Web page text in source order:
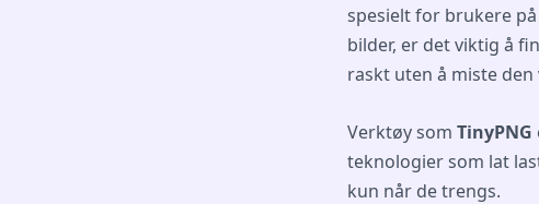
spesielt for brukere
bilder, er det viktig å
raskt uten å miste den
Verktøy som TinyPNG
teknologier som lat
kun når de trengs.